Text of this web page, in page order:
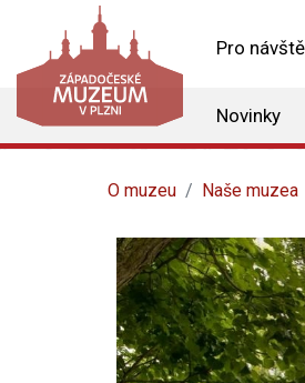
Pro
Novinky
O muzeu Naše muzea